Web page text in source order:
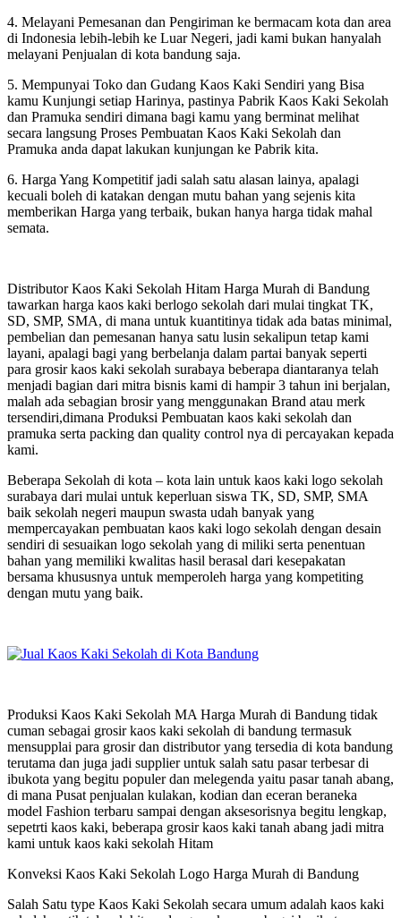
4. Melayani Pemesanan dan Pengiriman ke bermacam kota dan area
di Indonesia lebih-lebih ke Luar Negeri, jadi kami bukan hanyalah
melayani Penjualan di kota bandung saja.
5. Mempunyai Toko dan Gudang Kaos Kaki Sendiri yang Bisa
kamu Kunjungi setiap Harinya, pastinya Pabrik Kaos Kaki Sekolah
dan Pramuka sendiri dimana bagi kamu yang berminat melihat
secara langsung Proses Pembuatan Kaos Kaki Sekolah dan
Pramuka anda dapat lakukan kunjungan ke Pabrik kita.
6. Harga Yang Kompetitif jadi salah satu alasan lainya, apalagi
kecuali boleh di katakan dengan mutu bahan yang sejenis kita
memberikan Harga yang terbaik, bukan hanya harga tidak mahal
semata.
Distributor Kaos Kaki Sekolah Hitam Harga Murah di Bandung
tawarkan harga kaos kaki berlogo sekolah dari mulai tingkat TK,
SD, SMP, SMA, di mana untuk kuantitinya tidak ada batas minimal,
pembelian dan pemesanan hanya satu lusin sekalipun tetap kami
layani, apalagi bagi yang berbelanja dalam partai banyak seperti
para grosir kaos kaki sekolah surabaya beberapa diantaranya telah
menjadi bagian dari mitra bisnis kami di hampir 3 tahun ini berjalan,
malah ada sebagian brosir yang menggunakan Brand atau merk
tersendiri,dimana Produksi Pembuatan kaos kaki sekolah dan
pramuka serta packing dan quality control nya di percayakan kepada
kami.
Beberapa Sekolah di kota – kota lain untuk kaos kaki logo sekolah
surabaya dari mulai untuk keperluan siswa TK, SD, SMP, SMA
baik sekolah negeri maupun swasta udah banyak yang
mempercayakan pembuatan kaos kaki logo sekolah dengan desain
sendiri di sesuaikan logo sekolah yang di miliki serta penentuan
bahan yang memiliki kwalitas hasil berasal dari kesepakatan
bersama khususnya untuk memperoleh harga yang kompetiting
dengan mutu yang baik.
Produksi Kaos Kaki Sekolah MA Harga Murah di Bandung tidak
cuman sebagai grosir kaos kaki sekolah di bandung termasuk
mensupplai para grosir dan distributor yang tersedia di kota bandung
terutama dan juga jadi supplier untuk salah satu pasar terbesar di
ibukota yang begitu populer dan melegenda yaitu pasar tanah abang,
di mana Pusat penjualan kulakan, kodian dan eceran beraneka
model Fashion terbaru sampai dengan aksesorisnya begitu lengkap,
sepetrti kaos kaki, beberapa grosir kaos kaki tanah abang jadi mitra
kami untuk kaos kaki sekolah Hitam
Konveksi Kaos Kaki Sekolah Logo Harga Murah di Bandung
Salah Satu type Kaos Kaki Sekolah secara umum adalah kaos kaki